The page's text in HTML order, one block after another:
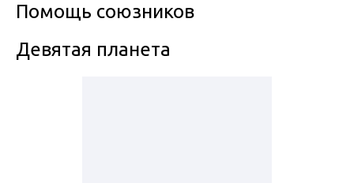
Помощь союзников
Девятая планета